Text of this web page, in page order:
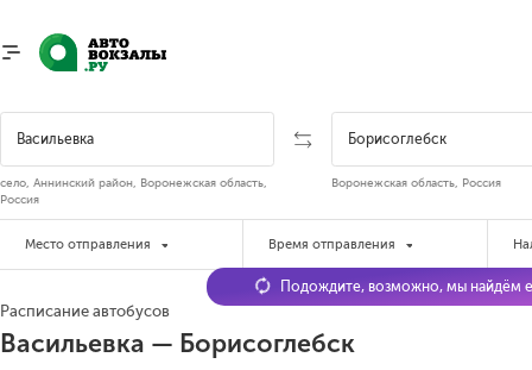
село, Аннинский район, Воронежская область,
Россия
Воронежская область, Россия
Место отправления Время отправления
Расписание автобусов
Васильевка — Борисоглебск
Подождите, возможно, мы найдём